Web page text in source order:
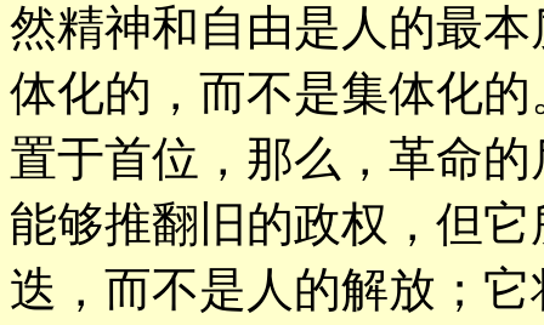
然精神和自由是人的最
体化的，而不是集体化
置于首位，那么，革命
能够推翻旧的政权，但
迭，而不是人的解放；